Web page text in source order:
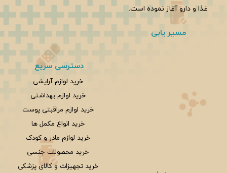
غذا و دارو آغاز نموده است.
مسیر یابی
دسترسی سریع
خرید لوازم آرایشی
خرید لوازم بهداشتی
خرید لوازم مراقبتی پوست
خرید انواع مکمل ها
خرید لوازم مادر و کودک
خرید محصولات جنسی
خرید تجهیزات و کالای پزشکی